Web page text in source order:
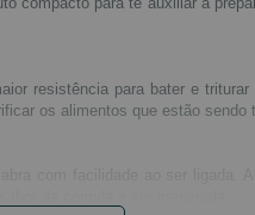
resistência para bater e
os alimentos que estão sendo